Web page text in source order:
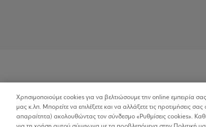
Προσβασιμότητα
Χρησιμοποιούμε cookies για να βελτιώσουμε την online εμπειρία
μας κ.λπ. Μπορείτε να επιλέξετε και να αλλάξετε τις προτιμήσεις
απαραίτητα) ακολουθώντας τον σύνδεσμο «Ρυθμίσεις cookies».